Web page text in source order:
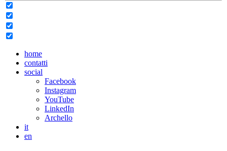
home
contatti
social
Facebook
Instagram
YouTube
LinkedIn
Archello
it
en